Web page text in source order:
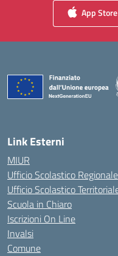
App Store
Link Esterni
MIUR
Ufficio Scolastico Regionale
Ufficio Scolastico
Scuola in Chiaro
Iscrizioni On Line
Invalsi
Comune